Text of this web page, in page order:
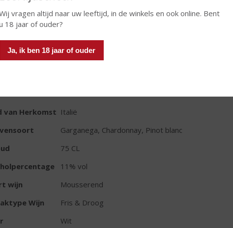
vragen altijd naar uw leeftijd, in de winkels en ook online. Bent
18 jaar of ouder?
Ja, ik ben 18 jaar of ouder
In winkelmand
van Herkomst Italië
Garganega, Chardonnay, Pinot blanc
75 CL
11% vol
wijn
Mousserend
Wijn
Fris & Droog
Wit